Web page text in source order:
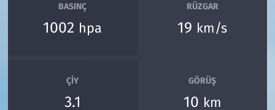
BASINÇ
1002 hpa
RÜZGAR
19 km/s
ÇIY
3.1
GÖRÜŞ
10 km